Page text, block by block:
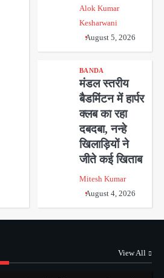
Alok Kumar
Kesharwani
August 5, 2026
BANDA
मंडल स्तरीय
बैडमिंटन में हार्पर
क्लब का रहा
दबदबा, नन्हे
खिलाड़ियों ने
जीते कई खिताब
Mitesh Kumar
August 4, 2026
View All